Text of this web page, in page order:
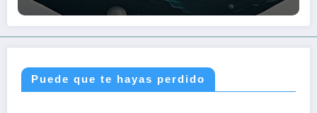
Puede que te hayas perdido